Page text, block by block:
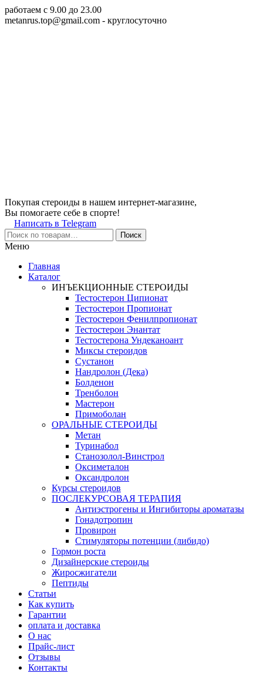
работаем c 9.00 до 23.00
metanrus.top@gmail.com - круглосуточно
Покупая стероиды в нашем интернет-магазине,
Вы помогаете себе в спорте!
Написать в Telegram
Поиск
Меню
Главная
Каталог
ИНЪЕКЦИОННЫЕ СТЕРОИДЫ
Тестостерон Ципионат
Тестостерон Пропионат
Тестостерон Фенилпропионат
Тестостерон Энантат
Тестостерона Ундеканоант
Миксы стероидов
Сустанон
Нандролон (Дека)
Болденон
Тренболон
Мастерон
Примоболан
ОРАЛЬНЫЕ СТЕРОИДЫ
Метан
Туринабол
Станозолол-Винстрол
Оксиметалон
Оксандролон
Курсы стероидов
ПОСЛЕКУРСОВАЯ ТЕРАПИЯ
Антиэстрогены и Ингибиторы ароматазы
Гонадотропин
Провирон
Стимуляторы потенции (либидо)
Гормон роста
Дизайнерские стероиды
Жиросжигатели
Пептиды
Статьи
Как купить
Гарантии
оплата и доставка
О нас
Прайс-лист
Отзывы
Контакты